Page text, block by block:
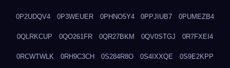
0P2UDQV4 0P3WEUER 0PHNO5Y4 0PPJIUB7 0PUMEZB4
0QLRKCUP 0QO261FR 0QR27BKM 0QV0STGJ 0R7FXEI4
0RCWTWLK 0RH9C3CH 0S284R8O 0S4IXXQE 0S9E2KPP